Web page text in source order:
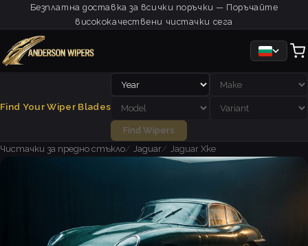
Безплатна доставка за всички поръчки — Поръчайте
висококачествени чистачки сега
Find Your Wiper Blades
Find Wipers
Чистачки за предно стъкло
Jaguar Jaguar Xke